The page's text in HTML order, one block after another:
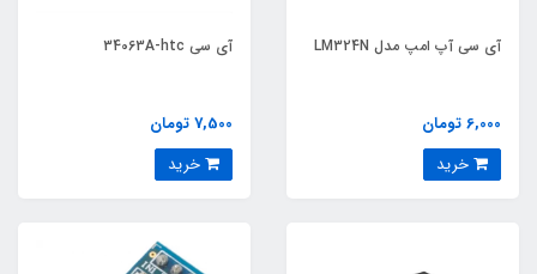
آی سی آپ امپ مدل LM324N
6,000 تومان
آی سی 34063A-htc
7,500 تومان